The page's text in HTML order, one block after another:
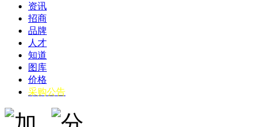
资讯
招商
品牌
人才
知道
图库
价格
采购公告